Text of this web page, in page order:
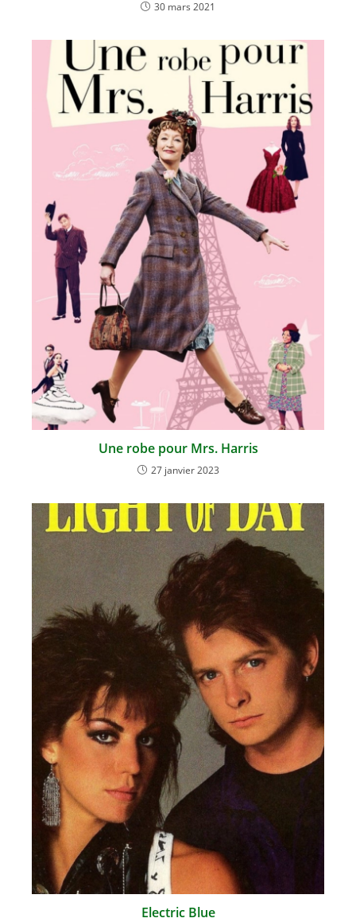
30 mars 2021
Une robe pour Mrs. Harris
27 janvier 2023
Electric Blue